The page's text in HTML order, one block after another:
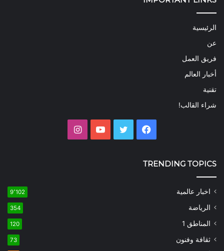
الرئيسية
عن
فريق العمل
أخبار العالم
تقنية
شراء القالب!
فيسبوك تويتر يوتيوب
TRENDING TOPICS
اخبار عالمية 9٬102
الرياضة 354
المناطق 1 120
ثقافة وفنون 73